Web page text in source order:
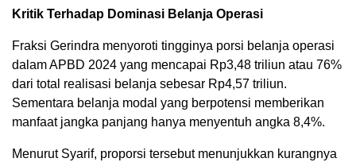
Kritik Terhadap Dominasi Belanja Operasi
Fraksi Gerindra menyoroti tingginya porsi belanja operasi
dalam APBD 2024 yang mencapai Rp3,48 triliun atau 76%
dari total realisasi belanja sebesar Rp4,57 triliun.
Sementara belanja modal yang berpotensi memberikan
manfaat jangka panjang hanya menyentuh angka 8,4%.
Menurut Syarif, proporsi tersebut menunjukkan kurangnya